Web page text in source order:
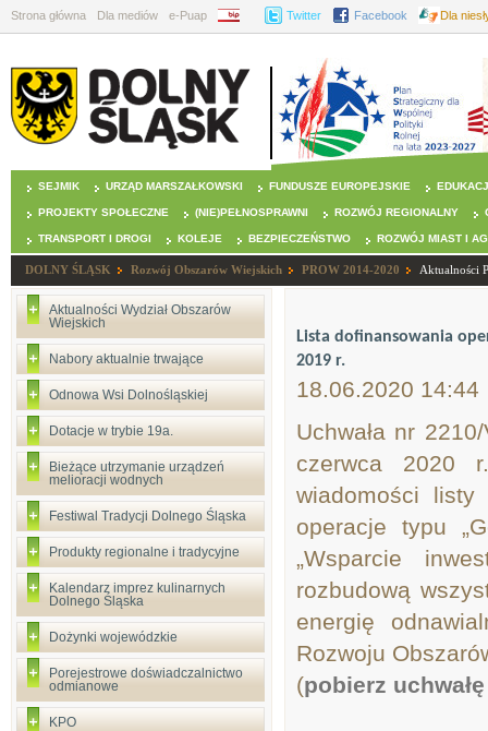
Strona główna Dla mediów e-Puap BIP Twitter Facebook Dla
SEJMIK URZĄD MARSZAŁKOWSKI FUNDUSZE EUROPEJSKIE
PROJEKTY SPOŁECZNE (NIE)PEŁNOSPRAWNI ROZWÓJ REGIONALNY
TRANSPORT I DROGI KOLEJE BEZPIECZEŃSTWO ROZWÓJ MIAST I
DOLNY ŚLĄSK Rozwój Obszarów Wiejskich PROW 2014-2020 Aktualności
Aktualności Wydział Obszarów
Wiejskich
Nabory aktualnie trwające
Odnowa Wsi Dolnośląskiej
Dotacje w trybie 19a.
Bieżące utrzymanie urządzeń
melioracji wodnych
Festiwal Tradycji Dolnego Śląska
Produkty regionalne i tradycyjne
Kalendarz imprez kulinarnych
Dolnego Śląska
Dożynki wojewódzkie
Porejestrowe doświadczalnictwo
odmianowe
KPO
Lista dofinansowania
2019 r.
18.06.2020 14:44
Uchwała nr
czerwca 2020
wiadomości listy
operacje typu
„Wsparcie
rozbudową
energię
Rozwoju
(pobierz